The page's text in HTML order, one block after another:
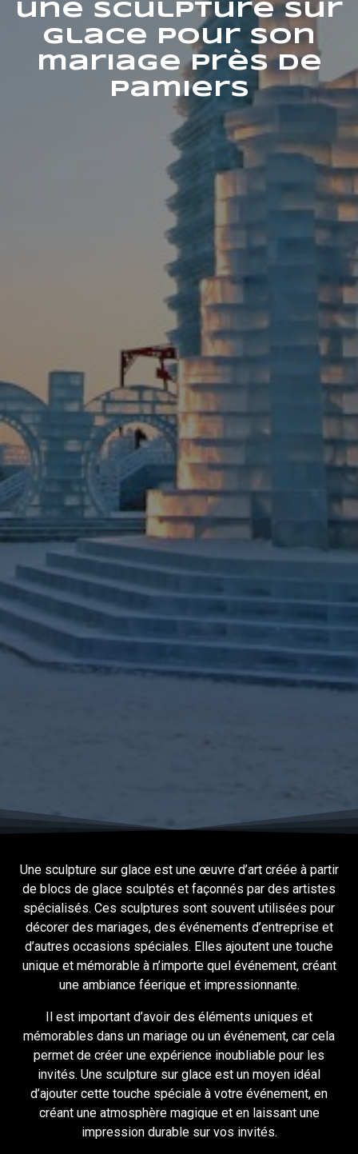
une sculpture sur
glace pour son
mariage près de
Pamiers
Une sculpture sur glace est une œuvre d’art créée à partir
de blocs de glace sculptés et façonnés par des artistes
spécialisés. Ces sculptures sont souvent utilisées pour
décorer des mariages, des événements d’entreprise et
d’autres occasions spéciales. Elles ajoutent une touche
unique et mémorable à n’importe quel événement, créant
une ambiance féerique et impressionnante.
Il est important d’avoir des éléments uniques et
mémorables dans un mariage ou un événement, car cela
permet de créer une expérience inoubliable pour les
invités. Une sculpture sur glace est un moyen idéal
d’ajouter cette touche spéciale à votre événement, en
créant une atmosphère magique et en laissant une
impression durable sur vos invités.